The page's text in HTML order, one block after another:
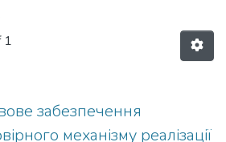
1
забезпечення
механізму реалізації